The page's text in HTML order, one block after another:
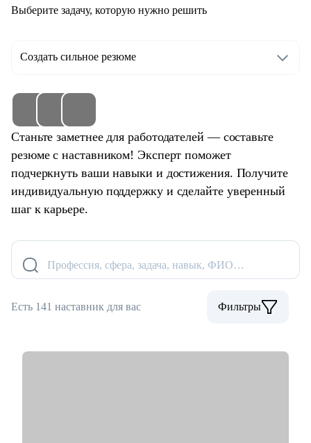
Выберите задачу, которую нужно решить
Создать сильное резюме
Станьте заметнее для работодателей — составьте
резюме с наставником! Эксперт поможет
подчеркнуть ваши навыки и достижения. Получите
индивидуальную поддержку и сделайте уверенный
шаг к карьере.
Профессия, сфера, задача, навык, ФИО…
Есть 141 наставник для вас Фильтры